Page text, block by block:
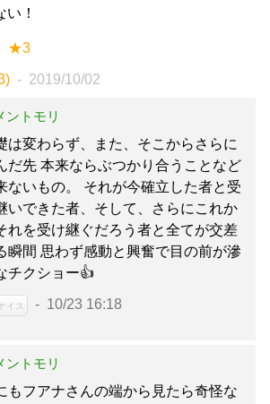
い！
★3
2019/10/02
ントモリ
は変わらず、また、そこからさらに
だ先 本来ならぶつかり合うことなど
ないもの。 それが今確立した者と受
いできた者、そして、さらにこれか
れを受け継ぐだろう者と全てが交差
瞬間 思わず感動と興奮で目の前が滲
チクショー👍
イス 10/23 16:18
ントモリ
もフアナさんの端から見たら奇怪な